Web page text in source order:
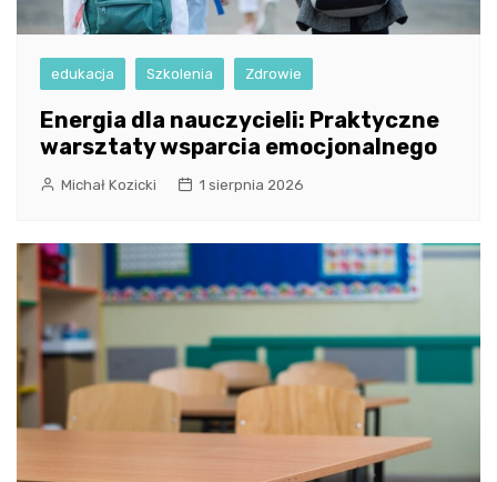
edukacja Szkolenia Zdrowie
Energia dla nauczycieli: Praktyczne
warsztaty wsparcia emocjonalnego
Michał Kozicki 1 sierpnia 2026